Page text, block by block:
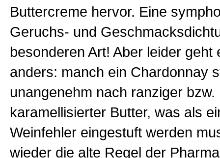
Buttercreme hervor. Eine
Geruchs- und
besonderen Art! Aber leider geht
anders: manch ein Chardonnay
unangenehm nach ranziger bzw.
karamellisierter Butter, was als
Weinfehler eingestuft werden
wieder die alte Regel der